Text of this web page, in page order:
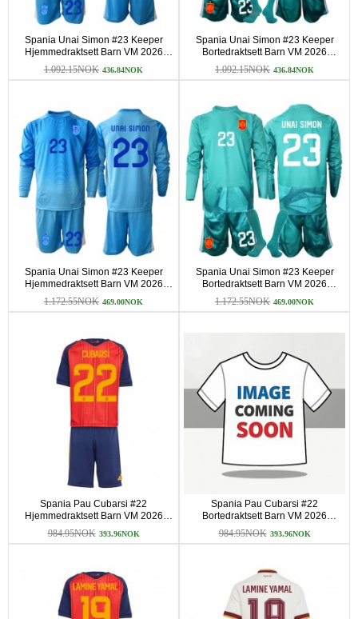
Spania Unai Simon #23 Keeper
Hjemmedraktsett Barn VM 2026
Kortermet (+ korte bukser)
1.092.15NOK 436.84NOK
Spania Unai Simon #23 Keeper
Bortedraktsett Barn VM 2026
Kortermet (+ korte bukser)
1.092.15NOK 436.84NOK
Spania Unai Simon #23 Keeper
Hjemmedraktsett Barn VM 2026
Langermet (+ korte bukser)
1.172.55NOK 469.00NOK
Spania Unai Simon #23 Keeper
Bortedraktsett Barn VM 2026
Langermet (+ korte bukser)
1.172.55NOK 469.00NOK
Spania Pau Cubarsi #22
Hjemmedraktsett Barn VM 2026
Kortermet (+ korte bukser)
984.95NOK 393.96NOK
Spania Pau Cubarsi #22
Bortedraktsett Barn VM 2026
Kortermet (+ korte bukser)
984.95NOK 393.96NOK